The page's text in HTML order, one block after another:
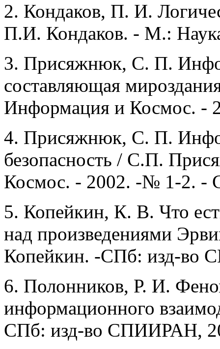
2. Кондаков, П. И.
П.И. Кондаков. - М.:
3. Присяжнюк, С. П.
составляющая
Информация и Космос. -
4. Присяжнюк, С. П.
безопасность / С.П.
Космос. - 2002. -№ 1-2. -
5. Копейкин, К. В. Что
над произведениями
Копейкин. -СПб: изд-во
6. Полонников, Р. И.
информационного
СПб: изд-во СПИИРАН,